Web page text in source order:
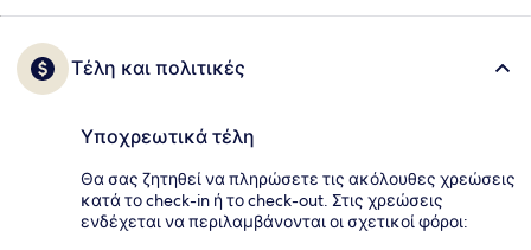
Τέλη και πολιτικές
Υποχρεωτικά τέλη
Θα σας ζητηθεί να πληρώσετε τις ακόλουθες χρεώσεις
κατά το check-in ή το check-out. Στις χρεώσεις
ενδέχεται να περιλαμβάνονται οι σχετικοί φόροι: